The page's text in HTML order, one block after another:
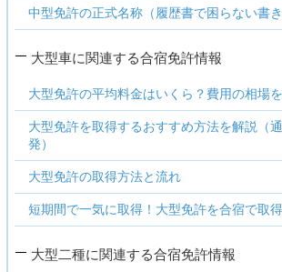
中型免許の正式名称（履歴書で困らない書き
大型車に関連する合宿免許情報
大型免許の平均料金はいくら？費用の相場
大型免許を取得するおすすめ方法を解説（
発）
大型免許の取得方法と流れ
短期間で一気に取得！大型免許を合宿で取
大型二種に関連する合宿免許情報